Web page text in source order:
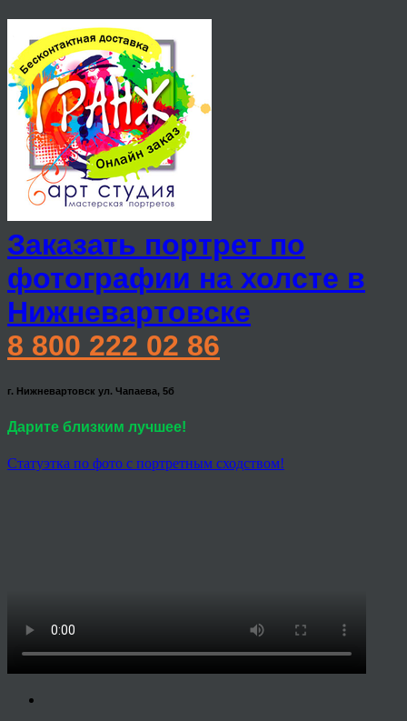
Заказать портрет по
фотографии на холсте в
Нижневартовске
8 800 222 02 86
г. Нижневартовск ул. Чапаева, 5б
Дарите близким лучшее!
Статуэтка по фото с портретным сходством!